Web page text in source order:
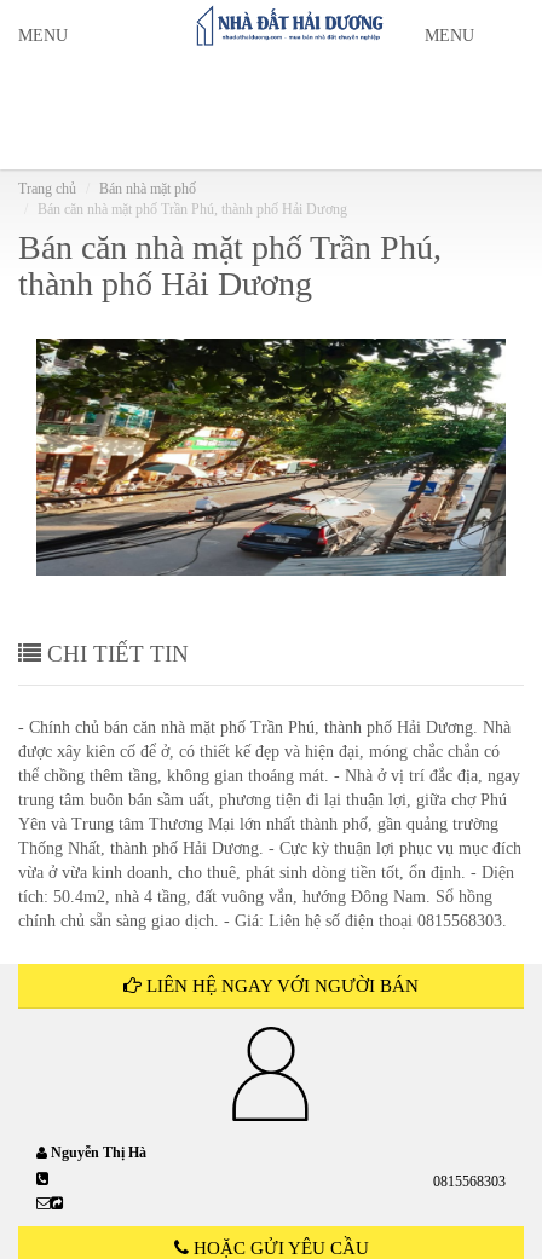
MENU MENU
Trang chủ
Bán nhà mặt phố
Bán căn nhà mặt phố Trần Phú, thành phố Hải Dương
Bán căn nhà mặt phố Trần Phú,
thành phố Hải Dương
Bán căn nhà mặt phố Trần Phú,
thành phố Hải Dương
CHI TIẾT TIN
- Chính chủ bán căn nhà mặt phố Trần Phú, thành phố Hải Dương. Nhà
được xây kiên cố để ở, có thiết kế đẹp và hiện đại, móng chắc chắn có
thể chồng thêm tầng, không gian thoáng mát. - Nhà ở vị trí đắc địa, ngay
trung tâm buôn bán sầm uất, phương tiện đi lại thuận lợi, giữa chợ Phú
Yên và Trung tâm Thương Mại lớn nhất thành phố, gần quảng trường
Thống Nhất, thành phố Hải Dương. - Cực kỳ thuận lợi phục vụ mục đích
vừa ở vừa kinh doanh, cho thuê, phát sinh dòng tiền tốt, ổn định. - Diện
tích: 50.4m2, nhà 4 tầng, đất vuông vắn, hướng Đông Nam. Sổ hồng
chính chủ sẵn sàng giao dịch. - Giá: Liên hệ số điện thoại 0815568303.
LIÊN HỆ NGAY VỚI NGƯỜI BÁN
Nguyễn Thị Hà
0815568303
HOẶC GỬI YÊU CẦU